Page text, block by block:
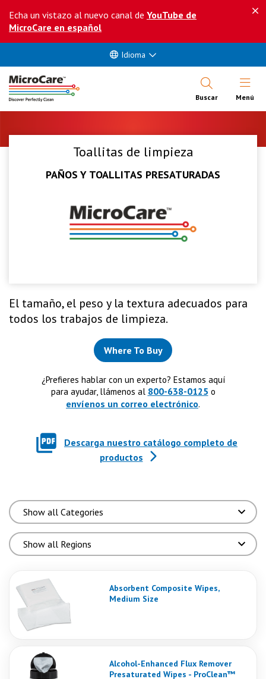
Echa un vistazo al nuevo canal de YouTube de
MicroCare en español
Idioma
Buscar Abrir
Menú
Toallitas de limpieza
PAÑOS Y TOALLITAS PRESATURADAS
El tamaño, el peso y la textura adecuados para
todos los trabajos de limpieza.
Where To Buy
¿Prefieres hablar con un experto? Estamos aquí
para ayudar, llámenos al 800-638-0125 o
envíenos un correo electrónico.
Descarga nuestro catálogo completo de
productos
Absorbent Composite Wipes,
Medium Size
Alcohol-Enhanced Flux Remover
Presaturated Wipes - ProClean™